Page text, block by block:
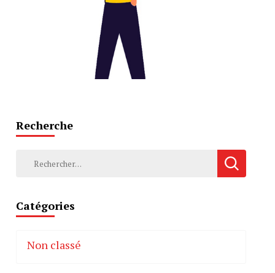
Recherche
Rechercher :
Catégories
Non classé